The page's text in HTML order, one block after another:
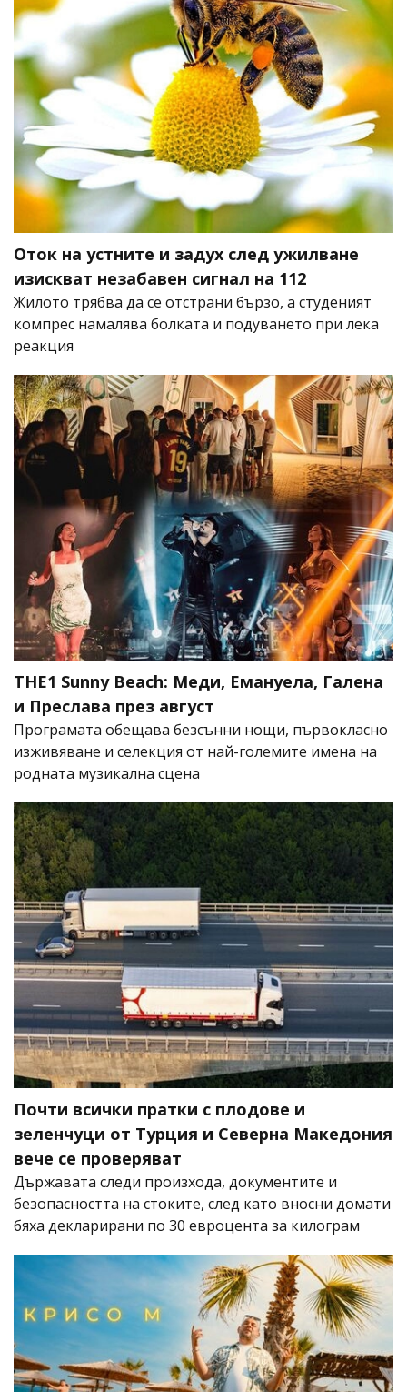
Оток на устните и задух след ужилване
изискват незабавен сигнал на 112
Жилото трябва да се отстрани бързо, а студеният
компрес намалява болката и подуването при лека
реакция
THE1 Sunny Beach: Меди, Емануела, Галена
и Преслава през август
Програмата обещава безсънни нощи, първокласно
изживяване и селекция от най-големите имена на
родната музикална сцена
Почти всички пратки с плодове и
зеленчуци от Турция и Северна Македония
вече се проверяват
Държавата следи произхода, документите и
безопасността на стоките, след като вносни домати
бяха декларирани по 30 евроцента за килограм